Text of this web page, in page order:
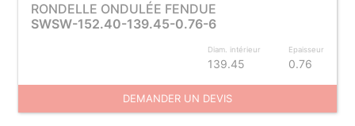
RONDELLE ONDULÉE FENDUE
SWSW-152.40-139.45-0.76-6
Diam. intérieur
139.45
Epaisseur
0.76
DEMANDER UN DEVIS